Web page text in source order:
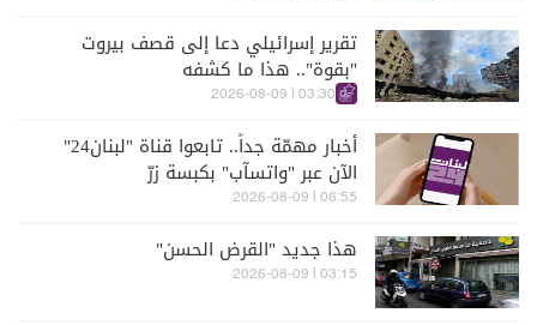
تقرير إسرائيلي دعا إلى قصف بيروت
"بقوة".. هذا ما كشفه
03:30 | 2026-08-09
أخبار مهمّة جداً.. تابعوا قناة "لبنان24"
الآن عبر "واتسآب" بكبسة زرّ
06:55 | 2026-08-09
هذا جديد "القرض الحسن"
03:15 | 2026-08-09